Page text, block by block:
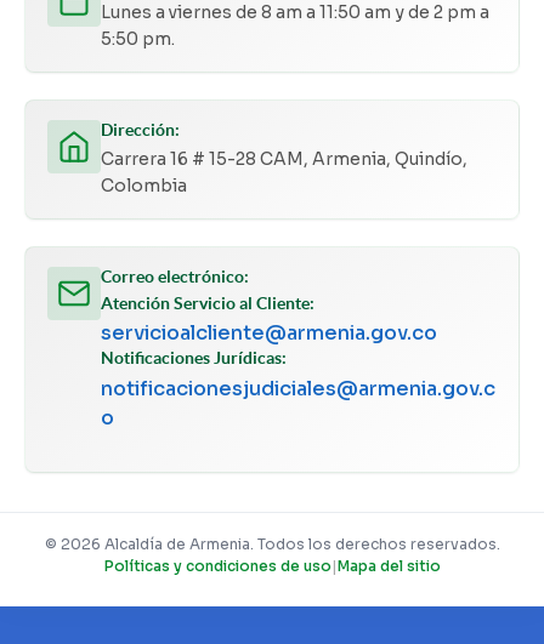
Lunes a viernes de 8 am a 11:50 am y de 2 pm a
5:50 pm.
Dirección:
Carrera 16 # 15-28 CAM, Armenia, Quindío,
Colombia
Correo electrónico:
Atención Servicio al Cliente:
servicioalcliente@armenia.gov.co
Notificaciones Jurídicas:
notificacionesjudiciales@armenia.gov.c
o
© 2026 Alcaldía de Armenia. Todos los derechos reservados.
Políticas y condiciones de uso |Mapa del sitio